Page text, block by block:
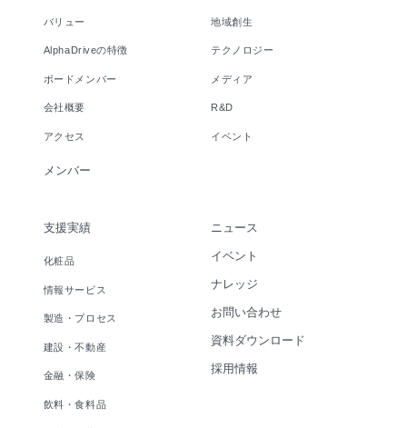
バリュー
AlphaDriveの特徴
ボードメンバー
会社概要
アクセス
メンバー
地域創生
テクノロジー
メディア
R&D
イベント
支援実績
化粧品
情報サービス
製造・プロセス
建設・不動産
金融・保険
飲料・食料品
ニュース
イベント
ナレッジ
お問い合わせ
資料ダウンロード
採用情報